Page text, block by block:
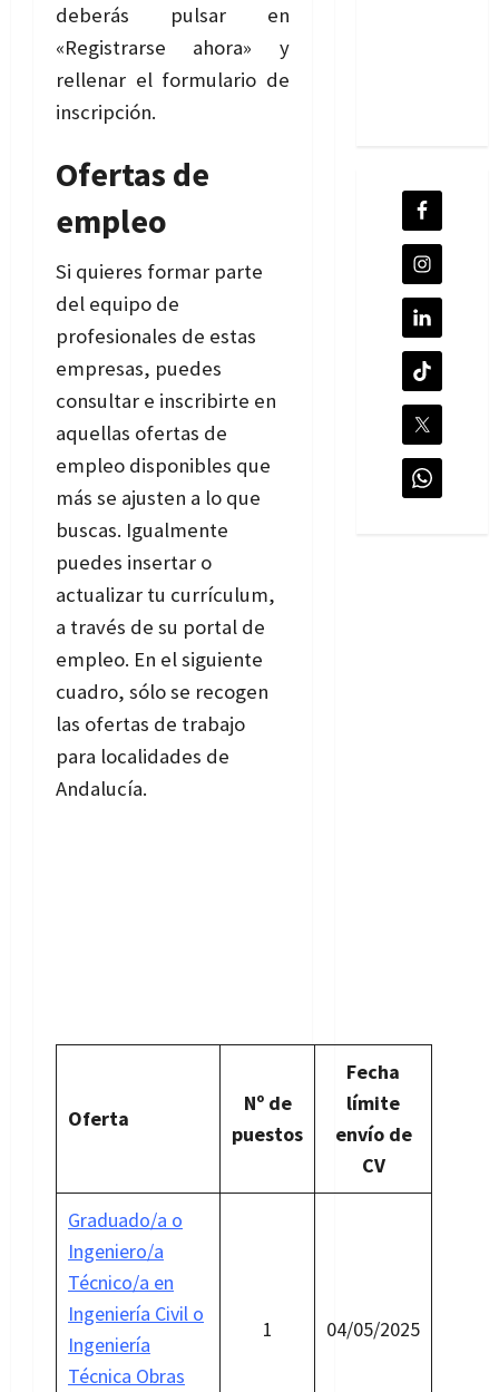
deberás pulsar en
«Registrarse ahora» y
rellenar el formulario de
inscripción.
Ofertas de
empleo
Si quieres formar parte
del equipo de
profesionales de estas
empresas, puedes
consultar e inscribirte en
aquellas ofertas de
empleo disponibles que
más se ajusten a lo que
buscas. Igualmente
puedes insertar o
actualizar tu currículum,
a través de su portal de
empleo. En el siguiente
cuadro, sólo se recogen
las ofertas de trabajo
para localidades de
Andalucía.
Oferta
Nº de
puestos
Fecha
límite
envío de
CV
Graduado/a o
Ingeniero/a
Técnico/a en
Ingeniería Civil o
Ingeniería
Técnica Obras
1 04/05/2025